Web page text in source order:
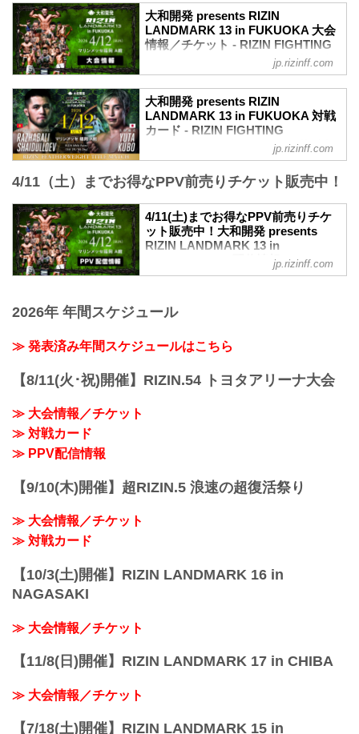
サー鈴木芳彦、RIZINアンバサダーくる
み！ ゲストファイターは大前夜祭という
ことでいつもより多くのファイタ...
大和開発 presents RIZIN
LANDMARK 13 in FUKUOKA 大会
情報／チケット - RIZIN FIGHTING
FEDERATION オフィシャルサイト
in FUKUOKA 大会概要
開催日時
2026年4月12日（日）12:00開場（予定）
※開場・開始時間は予定です。決定次第
RIZIN FFオフィシャルサイトにてご案内
します。
会場
マリンメッセ福岡 A館
【マリンメッセ福岡】
マリンメッセ福岡で行われるイベント情
www.marinemesse.or.jp
!1m18!1m12!1m3!1d332...
jp.rizinff.com
大和開発 presents RIZIN
LANDMARK 13 in FUKUOKA 対戦
カード - RIZIN FIGHTING
FEDERATION オフィシャルサイト
リ・シェイドゥラエフ vs. 久保優太
RIZIN MMAルール：5分3R（66.0kg）
ラジャブアリ・シェイドゥラエフ vs. 久
保優太
バンタム級タイトルマッチ／ダニー・サ
ダニー・サバテロ vs. 後藤丈治
RIZIN MMAルール：5分3R（71.0kg）
jp.rizinff.com
4/11（土）までお得なPPV前売りチケット販売中！
4/11(土)までお得なPPV前売りチケ
ット販売中！大和開発 presents
RIZIN LANDMARK 13 in
FUKUOKA PPV配信情報 - RIZIN
FIGHTING FEDERATION オフィシ
大和開発 presents RIZIN LANDMARK 13
13日（金）12時よりRIZIN 100 CLUB、
RIZIN LIVE、ABEMA、U-NEXTにて販売
がスタートしたぞ！（※スカパー！は
3/27(金)販売開始）
presents RIZIN ...
jp.rizinff.com
2026年 年間スケジュール
≫ 発表済み年間スケジュールはこちら
【8/11(火･祝)開催】RIZIN.54 トヨタアリーナ大会
≫ 大会情報／チケット
≫ 対戦カード
≫ PPV配信情報
【9/10(木)開催】超RIZIN.5 浪速の超復活祭り
≫ 大会情報／チケット
≫ 対戦カード
【10/3(土)開催】RIZIN LANDMARK 16 in
NAGASAKI
≫ 大会情報／チケット
【11/8(日)開催】RIZIN LANDMARK 17 in CHIBA
≫ 大会情報／チケット
【7/18(土)開催】RIZIN LANDMARK 15 in